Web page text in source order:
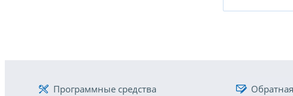
Программные средства